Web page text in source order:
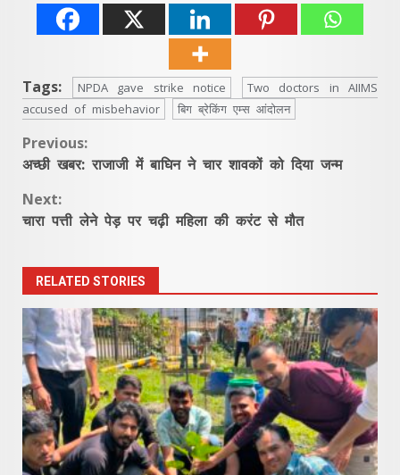
Tags: NPDA gave strike notice
Two doctors in AIIMS
accused of misbehavior
बिग ब्रेकिंग एम्स आंदोलन
Continue
Previous:
अच्छी खबर: राजाजी में बाघिन ने चार शावकों को दिया जन्म
Next:
चारा पत्ती लेने पेड़ पर चढ़ी महिला की करंट से मौत
RELATED STORIES